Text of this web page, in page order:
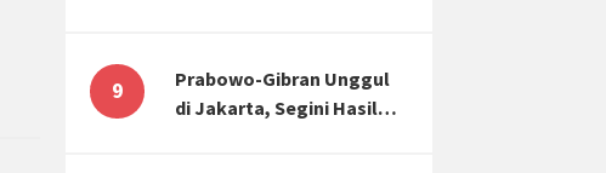
Kening
9
Prabowo-Gibran Unggul
di Jakarta, Segini Hasil